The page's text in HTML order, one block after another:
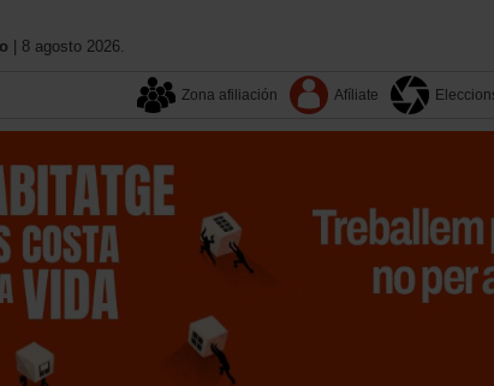
| 8 agosto 2026.
Zona afiliación Afíliate